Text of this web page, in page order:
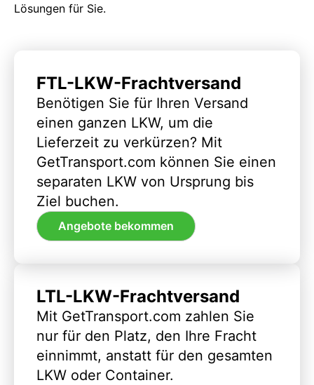
Lösungen für Sie.
FTL-LKW-Frachtversand
Benötigen Sie für Ihren Versand
einen ganzen LKW, um die
Lieferzeit zu verkürzen? Mit
GetTransport.com können Sie einen
separaten LKW von Ursprung bis
Ziel buchen.
Angebote bekommen
LTL-LKW-Frachtversand
Mit GetTransport.com zahlen Sie
nur für den Platz, den Ihre Fracht
einnimmt, anstatt für den gesamten
LKW oder Container.